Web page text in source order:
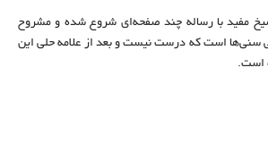
مفید با رساله چند صفحه‌ای شروع شده و مشروح
سنی‌ها است که درست نیست و بعد از علامه حلی این
است.